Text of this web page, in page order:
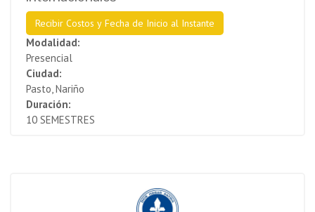
Recibir Costos y Fecha de Inicio al Instante
Modalidad:
Presencial
Ciudad:
Pasto, Nariño
Duración:
10 SEMESTRES